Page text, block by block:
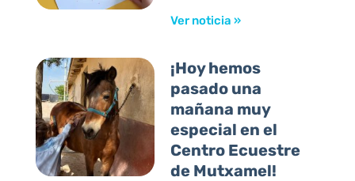
Ver noticia »
¡Hoy hemos
pasado una
mañana muy
especial en el
Centro Ecuestre
de Mutxamel!